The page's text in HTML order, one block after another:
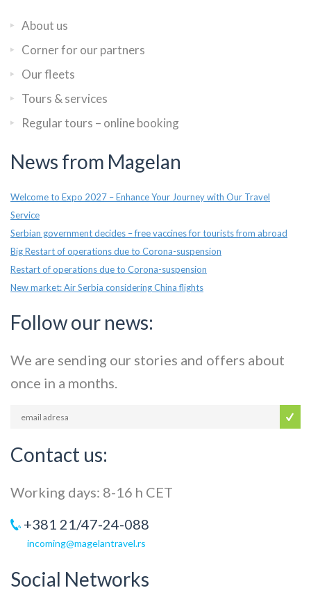
About us
Corner for our partners
Our fleets
Tours & services
Regular tours – online booking
News from Magelan
Welcome to Expo 2027 – Enhance Your Journey with Our Travel
Service
Serbian government decides – free vaccines for tourists from abroad
Big Restart of operations due to Corona-suspension
Restart of operations due to Corona-suspension
New market: Air Serbia considering China flights
Follow our news:
We are sending our stories and offers about
once in a months.
Contact us:
Working days: 8-16 h CET
+381 21/47-24-088
incoming@magelantravel.rs
Social Networks